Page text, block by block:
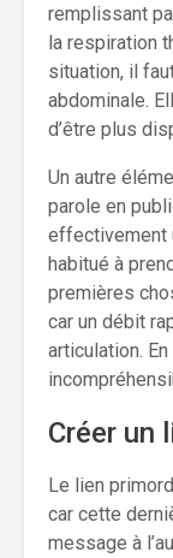
remplissant
la respiration
situation, il
abdominale.
d’être plus
Un autre
parole en
effectivement
habitué à
premières
car un débit
articulation.
Créer un
Le lien
car cette
message à